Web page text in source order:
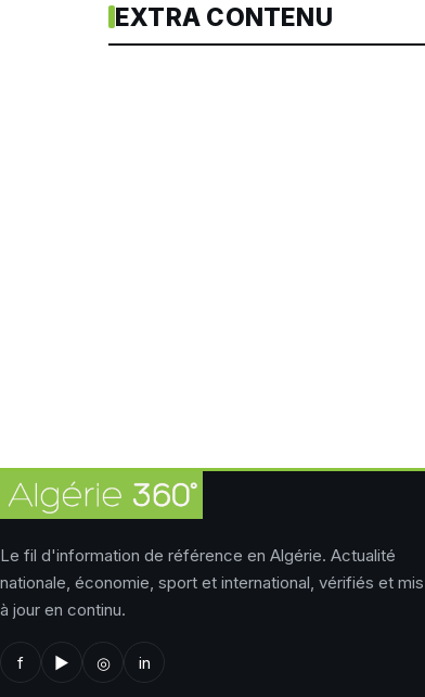
EXTRA CONTENU
Le fil d'information de référence en Algérie. Actualité
nationale, économie, sport et international, vérifiés et mis
à jour en continu.
f ▶ ◎ in